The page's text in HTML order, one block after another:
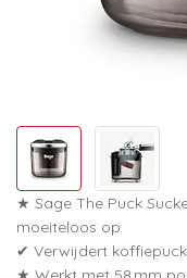
★ Sage The Puck
moeiteloos op
✔ Verwijdert